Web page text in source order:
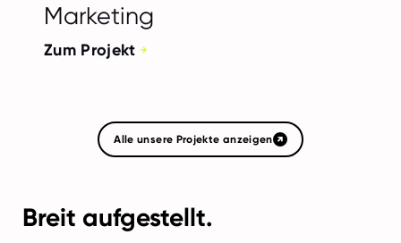
Marketing
Zum Projekt
Alle unsere Projekte anzeigen
Breit aufgestellt.